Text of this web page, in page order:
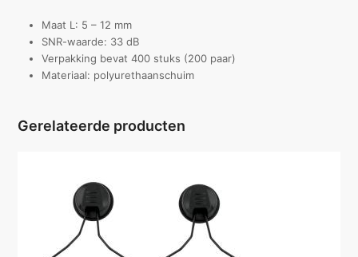
Maat L: 5 – 12 mm
SNR-waarde: 33 dB
Verpakking bevat 400 stuks (200 paar)
Materiaal: polyurethaanschuim
Gerelateerde producten